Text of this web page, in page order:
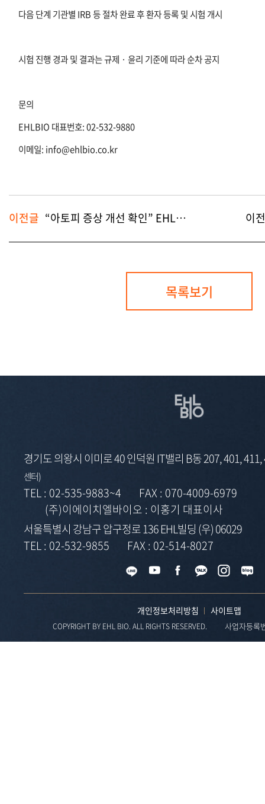
다음 단계 기관별 IRB 등 절차 완료 후 환자 등록 및 시험 개시
시험 진행 경과 및 결과는 규제 · 윤리 기준에 따라 순차 공지
문의
EHLBIO 대표번호: 02-532-9880
이메일: info@ehlbio.co.kr
이전글 “아토피 증상 개선 확인” EHLBIO 줄기세포 치료제 ‘에이디스템주’, 임상 2상 결과 국제학술지 등재 이
목록보기
경기도 의왕시 이미로 40 인덕원 IT밸리 B동 207, 401,
센터)
TEL : 02-535-9883~4 FAX : 070-4009-6979
(주)이에이치엘바이오 : 이홍기 대표이사
서울특별시 강남구 압구정로 136 EHL빌딩 (우) 06029
TEL : 02-532-9855 FAX : 02-514-8027
개인정보처리방침 사이트맵
COPYRIGHT BY EHL BIO. ALL RIGHTS RESERVED. 사업자등록